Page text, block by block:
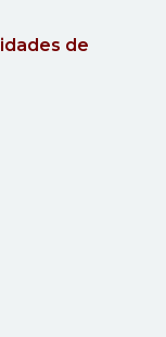
de